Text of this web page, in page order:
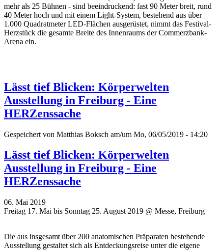
mehr als 25 Bühnen - sind beeindruckend: fast 90 Meter breit, rund
40 Meter hoch und mit einem Light-System, bestehend aus über
1.000 Quadratmeter LED-Flächen ausgerüstet, nimmt das Festival-
Herzstück die gesamte Breite des Innenraums der Commerzbank-
Arena ein.
Lässt tief Blicken: Körperwelten
Ausstellung in Freiburg - Eine
HERZenssache
Gespeichert von Matthias Boksch am/um Mo, 06/05/2019 - 14:20
Lässt tief Blicken: Körperwelten
Ausstellung in Freiburg - Eine
HERZenssache
06. Mai 2019
Freitag 17. Mai bis Sonntag 25. August 2019 @ Messe, Freiburg
Die aus insgesamt über 200 anatomischen Präparaten bestehende
Ausstellung gestaltet sich als Entdeckungsreise unter die eigene